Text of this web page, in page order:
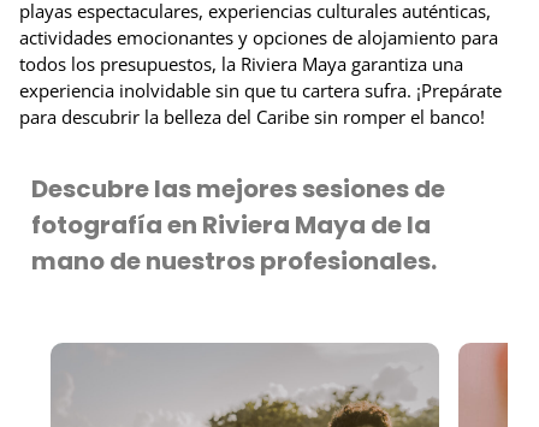
playas espectaculares, experiencias culturales auténticas,
actividades emocionantes y opciones de alojamiento para
todos los presupuestos, la Riviera Maya garantiza una
experiencia inolvidable sin que tu cartera sufra. ¡Prepárate
para descubrir la belleza del Caribe sin romper el banco!
Descubre las mejores sesiones de
fotografía en Riviera Maya de la
mano de nuestros profesionales.